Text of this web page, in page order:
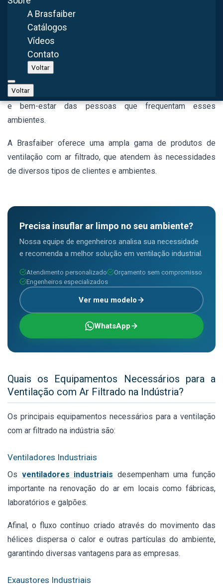
A Brasfaiber
Catálogos
Vídeos
Contato
Voltar
Voltar
filtrado é fundamental para garantir a qualidade do ar em
ambientes fechados, principalmente em ambientes
industriais e comerciais.
Com isso, a utilização de equipamentos como o insuflador
de telhado e o ventilador de parede com filtro garante a
purificação do ar e, consequentemente, a melhoria da saúde
e bem-estar das pessoas que frequentam esses
ambientes.
A Brasfaiber oferece uma ampla gama de produtos de
ventilação com ar filtrado, que atendem às necessidades
de diversos tipos de clientes e ambientes.
Precisa insuflar ar limpo no seu ambiente?
Nossa equipe de engenheiros analisa sua necessidade
e recomenda a melhor solução em ventilação industrial.
Atendimento personalizado
Orçamento sem compromisso
Engenheiros especializados
Ver meu modelo
WhatsApp
Quais os Equipamentos Necessários para a
Ventilação com Ar Filtrado na Indústria?
Os principais equipamentos necessários para a ventilação
com ar filtrado na indústria são:
Ventiladores Industriais
Os ventiladores industriais desempenham uma função
importante na renovação do ar em locais como fábricas,
laboratórios e galpões.
Afinal, o fluxo contínuo criado através do movimento das
hélices dispersa o calor e outras partículas do ambiente,
garantindo diversas vantagens para as empresas.
Exaustores Industriais